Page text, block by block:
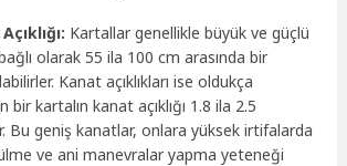
Kartallar genellikle büyük ve güçlü
olarak 55 ila 100 cm arasında bir
Kanat açıklıkları ise oldukça
bir kartalın kanat açıklığı 1.8 ila 2.5
Bu geniş kanatlar, onlara yüksek irtifalarda
ve ani manevralar yapma yeteneği